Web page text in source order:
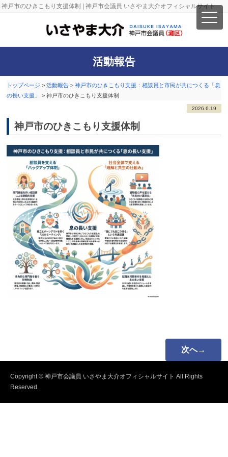
神戸市のひきこもり支援体制 | 神戸市会議員 いさやま大介オフィシャルサイト
活動報告
トップページ >活動報告 >神戸市のひきこもり支援：相談員と市民が共につくる「息
の長い支援」
>神戸市のひきこもり支援体制
2026.6.19
神戸市のひきこもり支援体制
次へ→
Copyright © 神戸市会議員 いさやま大介オフィシャルサイト All Rights
Reserved.